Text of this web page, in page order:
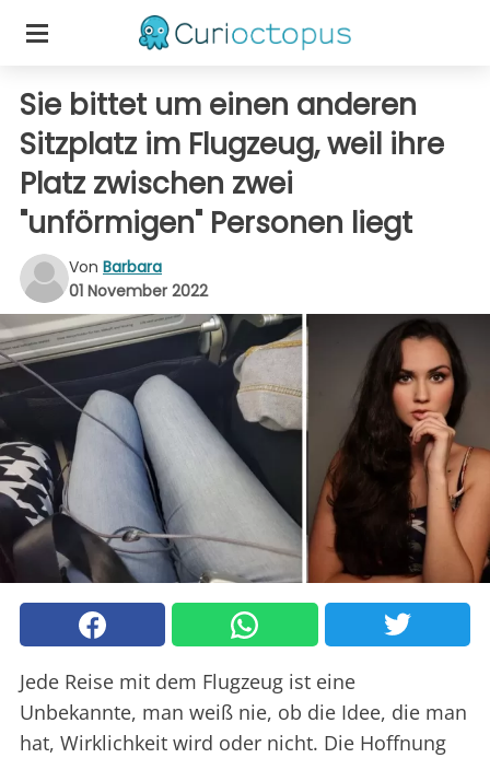
Sie bittet um einen anderen
Sitzplatz im Flugzeug, weil ihre
Platz zwischen zwei
"unförmigen" Personen liegt
Von Barbara
01 November 2022
Jede Reise mit dem Flugzeug ist eine
Unbekannte, man weiß nie, ob die Idee, die man
hat, Wirklichkeit wird oder nicht. Die Hoffnung